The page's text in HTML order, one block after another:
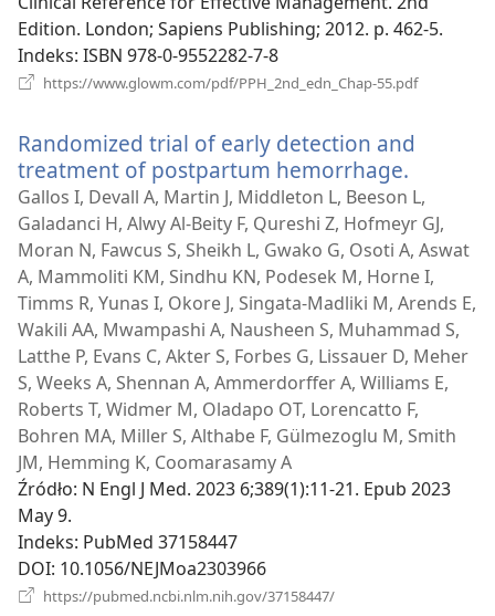
Edition. London; Sapiens Publishing; 2012. p. 462-5.
Indeks‎: ISBN 978-0-9552282-7-8
https://www.glowm.com/pdf/PPH_2nd_edn_Chap-55.pdf(opens
Randomized trial of early detection and
treatment of postpartum hemorrhage.
new
window)
Gallos I, Devall A, Martin J, Middleton L, Beeson L,
Galadanci H, Alwy Al-Beity F, Qureshi Z, Hofmeyr GJ,
Moran N, Fawcus S, Sheikh L, Gwako G, Osoti A, Aswat
A, Mammoliti KM, Sindhu KN, Podesek M, Horne I,
Timms R, Yunas I, Okore J, Singata-Madliki M, Arends E,
Wakili AA, Mwampashi A, Nausheen S, Muhammad S,
Latthe P, Evans C, Akter S, Forbes G, Lissauer D, Meher
S, Weeks A, Shennan A, Ammerdorffer A, Williams E,
Roberts T, Widmer M, Oladapo OT, Lorencatto F,
Bohren MA, Miller S, Althabe F, Gülmezoglu M, Smith
JM, Hemming K, Coomarasamy A
Źródło‎: N Engl J Med. 2023 6;389(1):11-21. Epub 2023
May 9.
Indeks‎: PubMed 37158447
DOI‎: 10.1056/NEJMoa2303966
https://pubmed.ncbi.nlm.nih.gov/37158447/